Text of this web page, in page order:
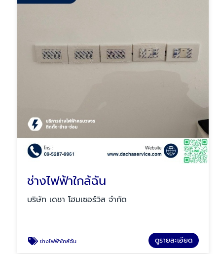
ช่างไฟฟ้าใกล้ฉัน
บริษัท เดชา โฮมเซอร์วิส จำกัด
ช่างไฟฟ้าใกล้ฉัน ดูรายละเอียด